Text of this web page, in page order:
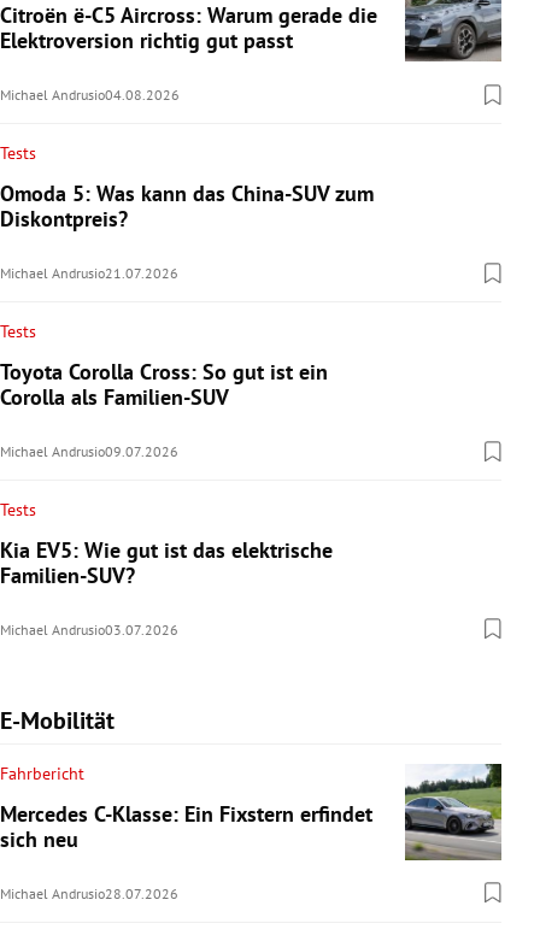
Citroën ë-C5 Aircross: Warum gerade die
Elektroversion richtig gut passt
Michael Andrusio04.08.2026
Tests
Omoda 5: Was kann das China-SUV zum
Diskontpreis?
Michael Andrusio21.07.2026
Tests
Toyota Corolla Cross: So gut ist ein
Corolla als Familien-SUV
Michael Andrusio09.07.2026
Tests
Kia EV5: Wie gut ist das elektrische
Familien-SUV?
Michael Andrusio03.07.2026
E-Mobilität
Fahrbericht
Mercedes C-Klasse: Ein Fixstern erfindet
sich neu
Michael Andrusio28.07.2026